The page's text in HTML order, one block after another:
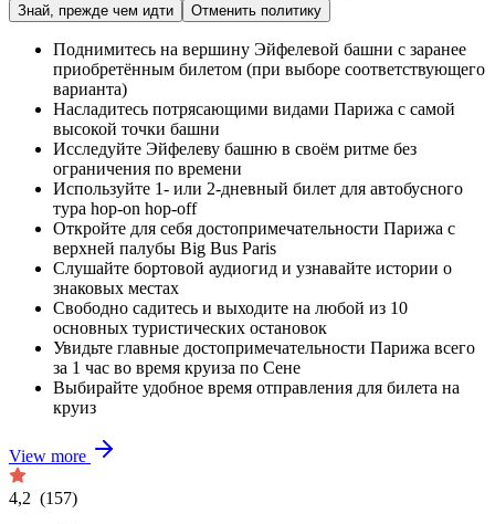
Знай, прежде чем идти
Отменить политику
Поднимитесь на вершину Эйфелевой башни с заранее
приобретённым билетом (при выборе соответствующего
варианта)
Насладитесь потрясающими видами Парижа с самой
высокой точки башни
Исследуйте Эйфелеву башню в своём ритме без
ограничения по времени
Используйте 1- или 2-дневный билет для автобусного
тура hop-on hop-off
Откройте для себя достопримечательности Парижа с
верхней палубы Big Bus Paris
Слушайте бортовой аудиогид и узнавайте истории о
знаковых местах
Свободно садитесь и выходите на любой из 10
основных туристических остановок
Увидьте главные достопримечательности Парижа всего
за 1 час во время круиза по Сене
Выбирайте удобное время отправления для билета на
круиз
View more
4,2 (157)